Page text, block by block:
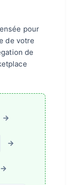
pour
de votre
de
→
→
→